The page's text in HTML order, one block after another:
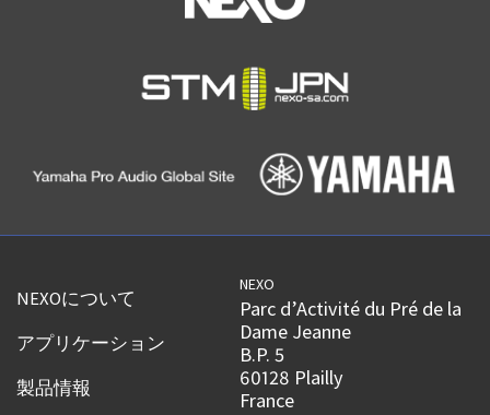
NEXOについて
アプリケーション
製品情報
NEXO
Parc d’Activité du Pré de la
Dame Jeanne
B.P. 5
60128 Plailly
France